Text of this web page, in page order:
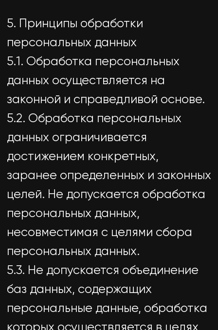
персональных данных, доступ
неограниченного круга лиц к
которым предоставлен субъектом
персональных данных либо по его
просьбе (далее — общедоступные
персональные данные).
7.7. Осуществляется обработка
персональных данных,
подлежащих опубликованию или
соответствии с федеральным
законом.
8. Порядок сбора, хранения,
передачи и других видов
обработки персональных данных
данных, которые обрабатываются
Оператором, обеспечивается
путем реализации правовых,
организационных и технических
мер, необходимых для выполнения
в полном объеме требований